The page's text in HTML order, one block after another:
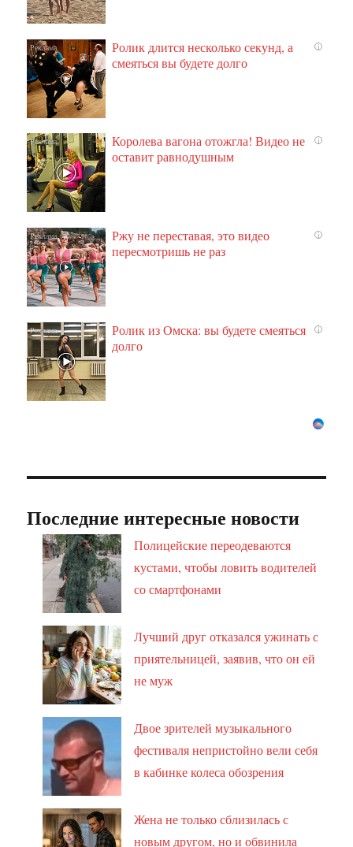
i
Ролик длится несколько секунд, а
смеяться вы будете долго
i
Королева вагона отожгла! Видео не
оставит равнодушным
i
Ржу не переставая, это видео
пересмотришь не раз
i
Ролик из Омска: вы будете смеяться
долго
Последние интересные новости
Полицейские переодеваются
кустами, чтобы ловить водителей
со смартфонами
Лучший друг отказался ужинать с
приятельницей, заявив, что он ей
не муж
Двое зрителей музыкального
фестиваля непристойно вели себя
в кабинке колеса обозрения
Жена не только сблизилась с
новым другом, но и обвинила